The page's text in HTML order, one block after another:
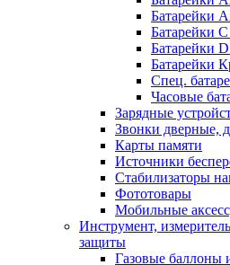
Батарейки
Батарейки
Батарейки
Батарейки
Спец.
Часовые
Зарядные
Звонки дверные,
Карты памяти
Источники
Стабилизаторы
Фототовары
Мобильные
Инструмент,
защиты
Газовые баллоны